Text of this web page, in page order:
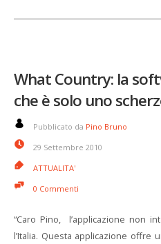
What Country: la
che è solo uno
Pubblicato da Pino Bruno
29 Settembre 2010
ATTUALITA'
0 Commenti
“Caro Pino, l’applicazione non
l’Italia. Questa applicazione offre